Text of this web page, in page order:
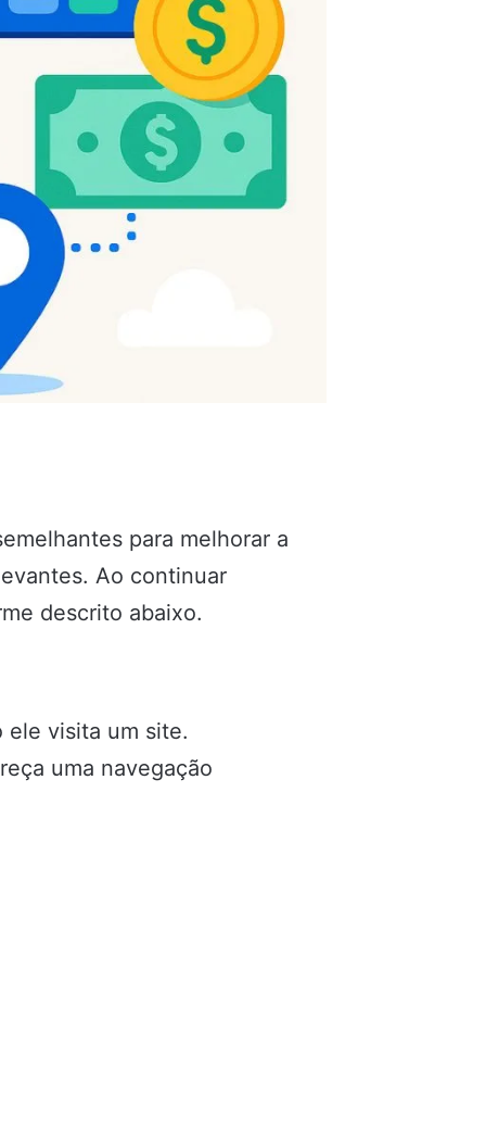
para melhorar a
Ao continuar
descrito abaixo.
ele visita um site.
uma navegação